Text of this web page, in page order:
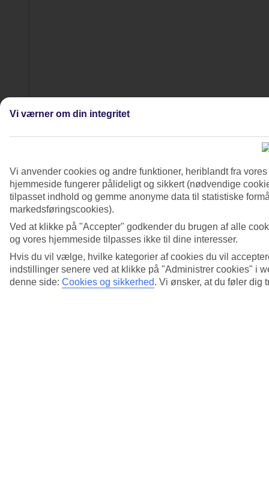
13/16
Vi værner om din integritet
Vi anvender cookies og andre funktioner, heriblandt fra
hjemmeside fungerer pålideligt og sikkert (nødvendige
tilpasset indhold og gemme anonyme data til statistiske
markedsføringscookies).
Ved at klikke på "Accepter" godkender du brugen af alle
og vores hjemmeside tilpasses ikke til dine interesser.
Hvis du vil vælge, hvilke kategorier af cookies du vil
indstillinger senere ved at klikke på "Administrer cookies" i
denne side: Cookies og sikkerhed. Vi ønsker, at du føler dig